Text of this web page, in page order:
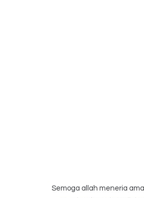
Semoga allah meneria